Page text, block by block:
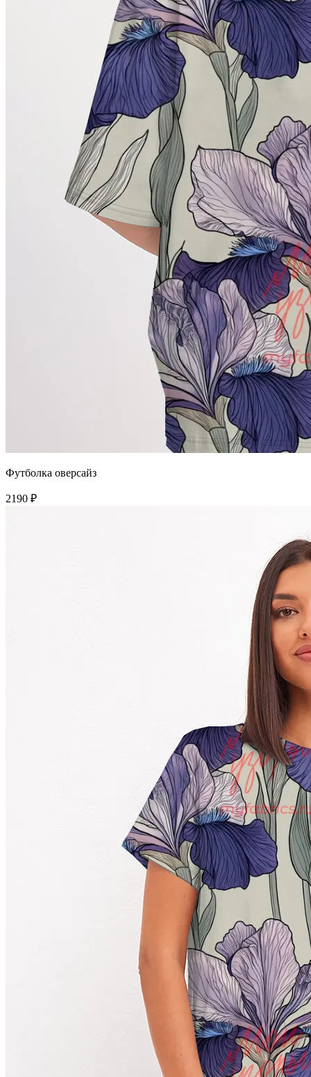
Футболка оверсайз
2190 ₽